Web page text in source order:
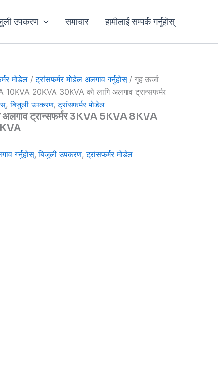
उपकरण समाचार हामीलाई सम्पर्क गर्नुहोस्
मोडेल /ट्रांसफर्मर मोडेल अलगाव गर्नुहोस् / गृह ऊर्जा
20KVA 30KVA को लागि अलगाव ट्रान्सफर्मर
,बिजुली उपकरण,ट्रांसफर्मर मोडेल
अलगाव ट्रान्सफर्मर 3KVA 5KVA 8KVA
गर्नुहोस्,बिजुली उपकरण,ट्रांसफर्मर मोडेल